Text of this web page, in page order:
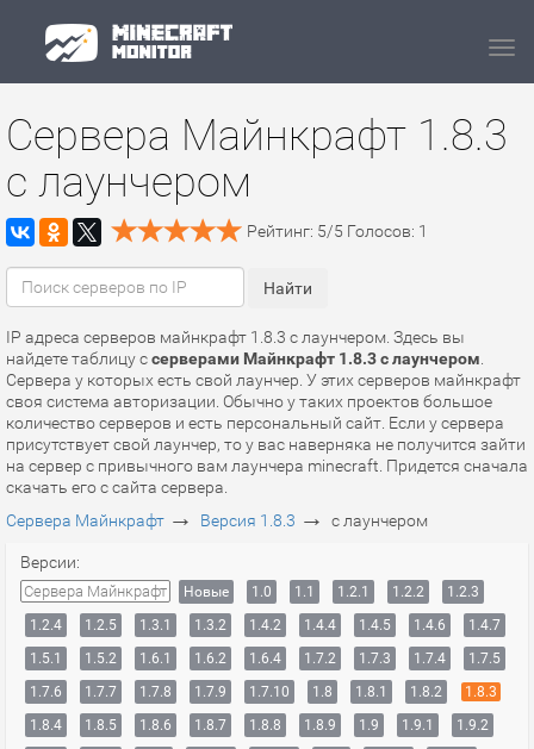
Сервера Майнкрафт 1.8.3
с лаунчером
Рейтинг: 5/5 Голосов: 1
IP адреса серверов майнкрафт 1.8.3 с лаунчером. Здесь вы
найдете таблицу ссерверами Майнкрафт 1.8.3 с лаунчером
Сервера у которых есть свой лаунчер. У этих серверов майнкрафт
своя система авторизации. Обычно у таких проектов большое
количество серверов и есть персональный сайт. Если у сервера
присутствует свой лаунчер, то у вас наверняка не получится зайти
на сервер с привычного вам лаунчера minecraft. Придется сначала
скачать его с сайта сервера.
Сервера Майнкрафт → Версия 1.8.3 → с лаунчером
Версии:
Сервера Майнкрафт Новые 1.0 1.1 1.2.1 1.2.2
1.2.3
1.2.4
1.2.5 1.3.1 1.3.2 1.4.2 1.4.4 1.4.5 1.4.6
1.4.7
1.5.1
1.5.2 1.6.1 1.6.2 1.6.4 1.7.2 1.7.3 1.7.4
1.7.5
1.7.6
1.7.7 1.7.8 1.7.9 1.7.10 1.8 1.8.1 1.8.2
1.8.3
1.8.4
1.8.5 1.8.6 1.8.7 1.8.8 1.8.9 1.9 1.9.1
1.9.2